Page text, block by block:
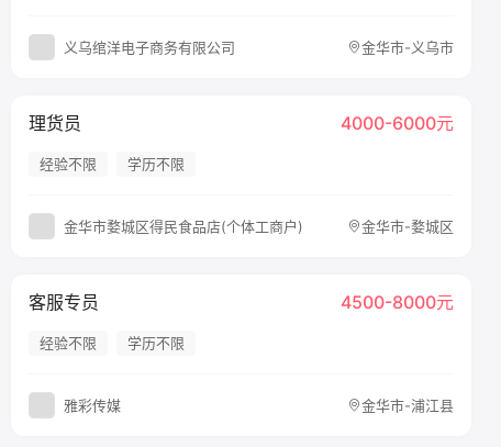
义乌绾洋电子商务有限公司 金华市-义乌市
理货员 4000-6000元
经验不限 学历不限
金华市婺城区得民食品店(个体工商户) 金华市-婺城区
客服专员 4500-8000元
经验不限 学历不限
雅彩传媒 金华市-浦江县